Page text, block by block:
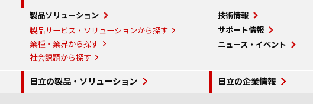
製品ソリューション
製品サービス・ソリューションから探す
業種・業界から探す
社会課題から探す
技術情報
サポート情報
ニュース・イベント
日立の製品・ソリューション 日立の企業情報